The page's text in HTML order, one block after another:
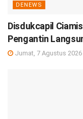
DENEWS
Disdukcapil
Pengantin
Jumat, 7 Agustus 2026